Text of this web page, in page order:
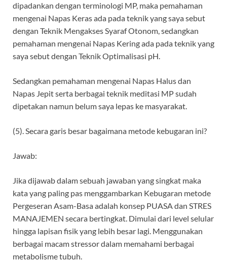
dipadankan dengan terminologi MP, maka pemahaman
mengenai Napas Keras ada pada teknik yang saya sebut
dengan Teknik Mengakses Syaraf Otonom, sedangkan
pemahaman mengenai Napas Kering ada pada teknik yang
saya sebut dengan Teknik Optimalisasi pH.
Sedangkan pemahaman mengenai Napas Halus dan
Napas Jepit serta berbagai teknik meditasi MP sudah
dipetakan namun belum saya lepas ke masyarakat.
(5). Secara garis besar bagaimana metode kebugaran ini?
Jawab:
Jika dijawab dalam sebuah jawaban yang singkat maka
kata yang paling pas menggambarkan Kebugaran metode
Pergeseran Asam-Basa adalah konsep PUASA dan STRES
MANAJEMEN secara bertingkat. Dimulai dari level selular
hingga lapisan fisik yang lebih besar lagi. Menggunakan
berbagai macam stressor dalam memahami berbagai
metabolisme tubuh.